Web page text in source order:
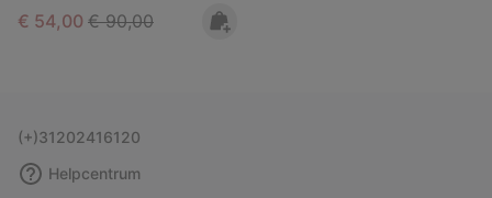
Sale price:
€ 54,00 Regular price:
€ 90,00
(+)31202416120
Helpcentrum